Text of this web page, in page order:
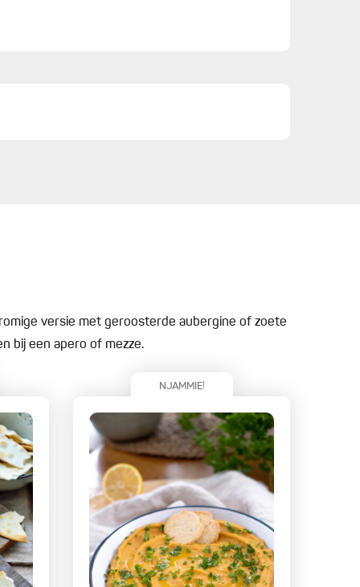
versie met geroosterde aubergine of zoete
bij een apero of mezze.
NJAMMIE!